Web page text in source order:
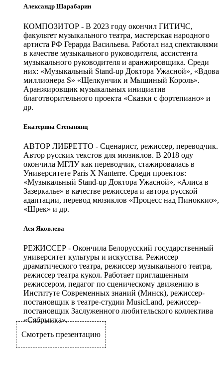
Александр Шарабарин
КОМПОЗИТОР - В 2023 году окончил ГИТИЧС,
факультет музыкального театра, мастерская народного
артиста РФ Герарда Васильева. Работал над спектаклями
в качестве музыкального руководителя, ассистента
музыкального руководителя и аранжировщика. Среди
них: «Музыкальный Stand-up Доктора Ужасной», «Вдова
миллионера S» «Щелкунчик и Мышиный Король».
Аранжировщик музыкальных инициатив
благотворительного проекта «Сказки с фортепиано» и
др.
Екатерина Степанянц
АВТОР ЛИБРЕТТО - Сценарист, режиссер, переводчик.
Автор русских текстов для мюзиклов. В 2018 оду
окончила МГЛУ как переводчик, стажировалась в
Университете Paris X Nanterre. Среди проектов:
«Музыкальный Stand-up Доктора Ужасной», «Алиса в
Зазеркалье» в качестве режиссера и автора русской
адаптации, перевод мюзиклов «Процесс над Пиноккио»,
«Шрек» и др.
Ася Яковлева
РЕЖИССЕР - Окончила Белорусский государственный
университет культуры и искусства. Режиссер
драматического театра, режиссер музыкального театра,
режиссер театра кукол. Работает приглашенным
режиссером, педагог по сценическому движению в
Институте Современных знаний (Минск), режиссер-
постановщик в театре-студии MusicLand, режиссер-
постановщик Заслуженного любительского коллектива
«Сябрынка».
Смотреть презентацию